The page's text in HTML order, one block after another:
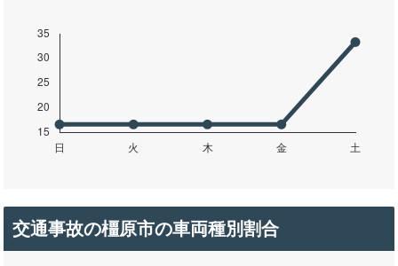
交通事故の橿原市の車両種別割合